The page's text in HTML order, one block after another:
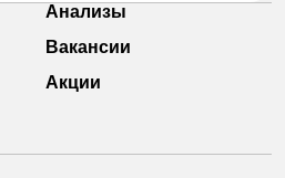
Анализы
Вакансии
Акции